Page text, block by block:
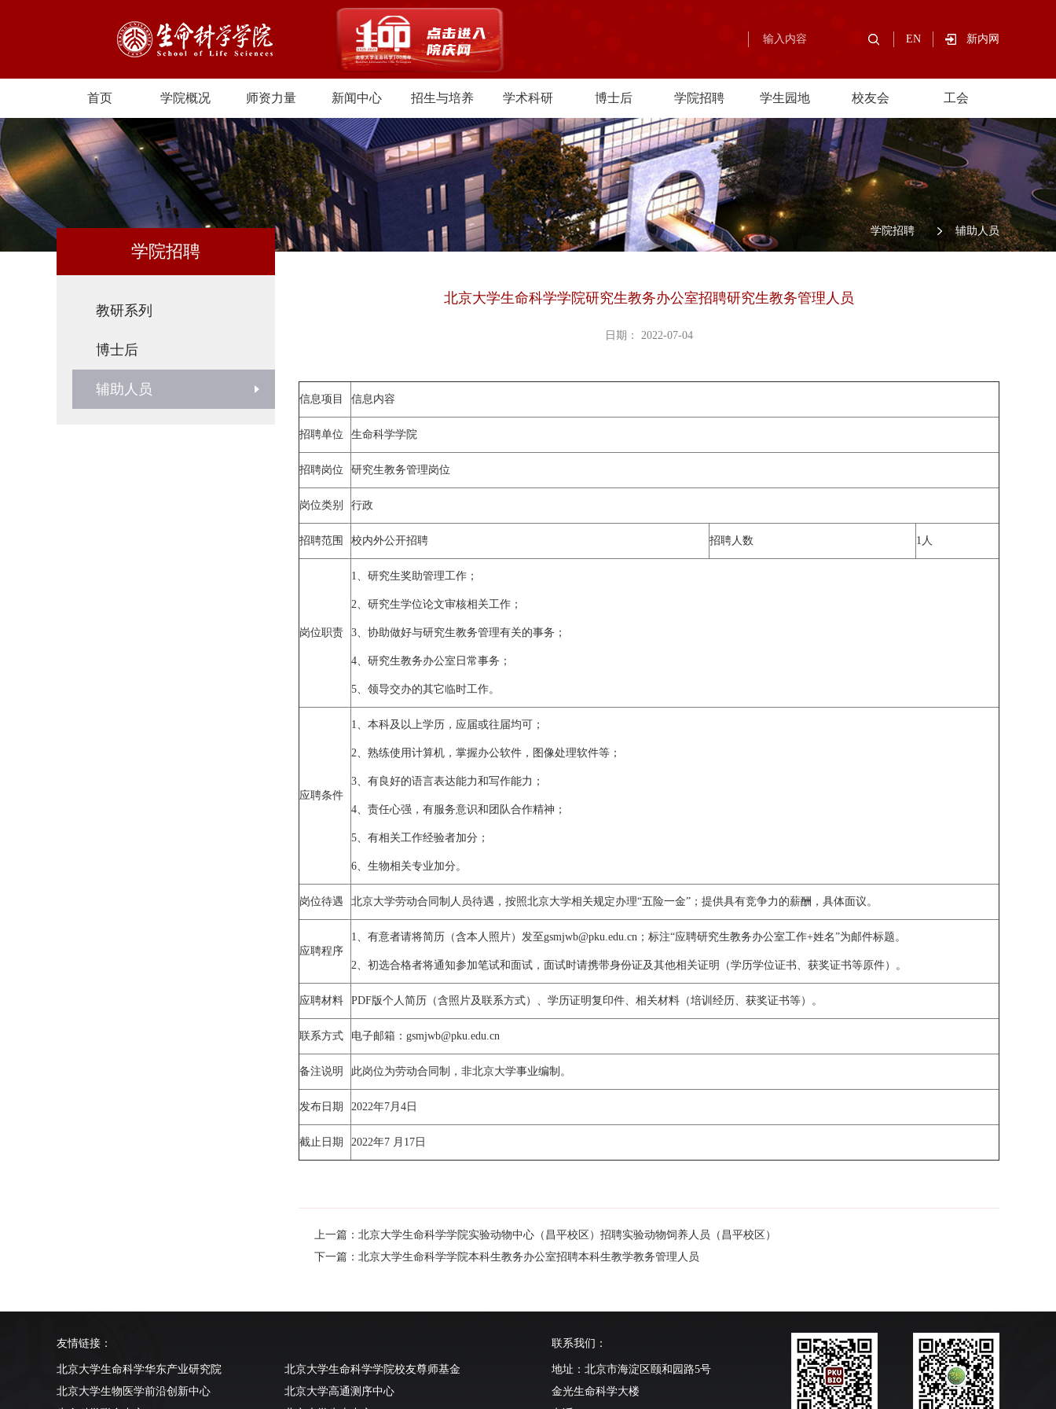
EN 新内网
首页 学院概况 师资力量 新闻中心 招生与培养 学术科研 博士后 学院招聘 学生园地 校友会 工会
/学院招聘 / 辅助人员
学院招聘
教研系列
博士后
辅助人员
北京大学生命科学学院研究生教务办公室招聘研究生教务管理人员
日期： 2022-07-04
信息项目 信息内容
招聘单位 生命科学学院
招聘岗位 研究生教务管理岗位
岗位类别 行政
招聘范围 校内外公开招聘 招聘人数 1人
岗位职责
1、研究生奖助管理工作；
2、研究生学位论文审核相关工作；
3、协助做好与研究生教务管理有关的事务；
4、研究生教务办公室日常事务；
5、领导交办的其它临时工作。
应聘条件
1、本科及以上学历，应届或往届均可；
2、熟练使用计算机，掌握办公软件，图像处理软件等；
3、有良好的语言表达能力和写作能力；
4、责任心强，有服务意识和团队合作精神；
5、有相关工作经验者加分；
6、生物相关专业加分。
岗位待遇 北京大学劳动合同制人员待遇，按照北京大学相关规定办理“五险一金”；提供具有竞争力的薪酬，具体面议。
应聘程序
1、有意者请将简历（含本人照片）发至gsmjwb@pku.edu.cn；标注“应聘研究生教务办公室工作+姓名”为邮件标题。
2、初选合格者将通知参加笔试和面试，面试时请携带身份证及其他相关证明（学历学位证书、获奖证书等原件）。
应聘材料 PDF版个人简历（含照片及联系方式）、学历证明复印件、相关材料（培训经历、获奖证书等）。
联系方式 电子邮箱：gsmjwb@pku.edu.cn
备注说明 此岗位为劳动合同制，非北京大学事业编制。
发布日期 2022年7月4日
截止日期 2022年7 月17日
上一篇：北京大学生命科学学院实验动物中心（昌平校区）招聘实验动物饲养人员（昌平校区）
下一篇：北京大学生命科学学院本科生教务办公室招聘本科生教学教务管理人员
友情链接：
北京大学生命科学华东产业研究院
北京大学生命科学学院校友尊师基金
北京大学生物医学前沿创新中心
北京大学高通测序中心
联系我们：
地址：北京市海淀区颐和园路5号
金光生命科学大楼